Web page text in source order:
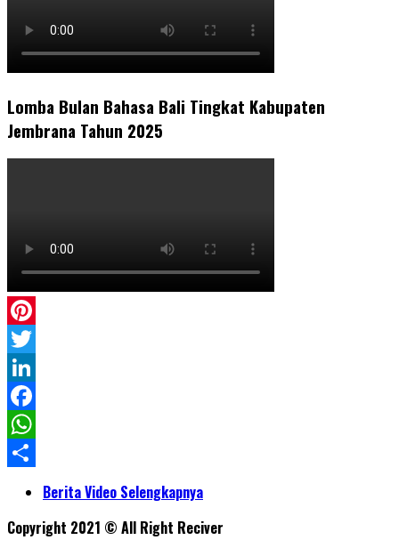
Lomba Bulan Bahasa Bali Tingkat Kabupaten
Jembrana Tahun 2025
Pinterest
Twitter
LinkedIn
Facebook
WhatsApp
ShareBerita Video Selengkapnya
Copyright 2021 © All Right Reciver